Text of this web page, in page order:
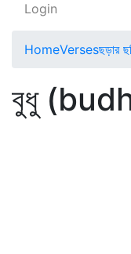
Login
HomeVersesছড়ার
বুধু